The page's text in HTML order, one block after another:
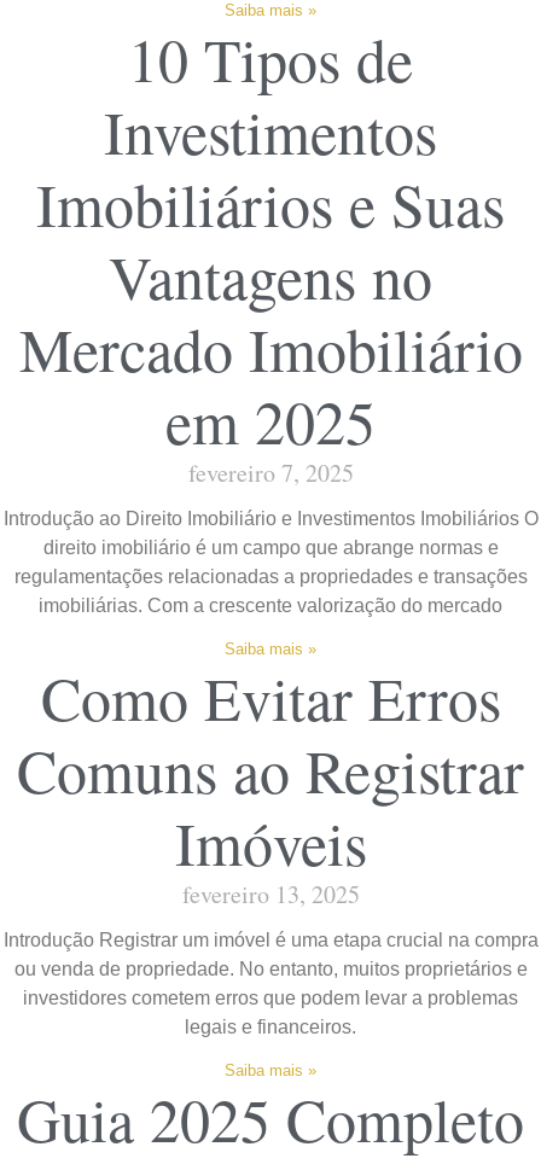
Saiba mais »
10 Tipos de
Investimentos
Imobiliários e Suas
Vantagens no
Mercado Imobiliário
em 2025
fevereiro 7, 2025
Introdução ao Direito Imobiliário e Investimentos Imobiliários O
direito imobiliário é um campo que abrange normas e
regulamentações relacionadas a propriedades e transações
imobiliárias. Com a crescente valorização do mercado
Saiba mais »
Como Evitar Erros
Comuns ao Registrar
Imóveis
fevereiro 13, 2025
Introdução Registrar um imóvel é uma etapa crucial na compra
ou venda de propriedade. No entanto, muitos proprietários e
investidores cometem erros que podem levar a problemas
legais e financeiros.
Saiba mais »
Guia 2025 Completo